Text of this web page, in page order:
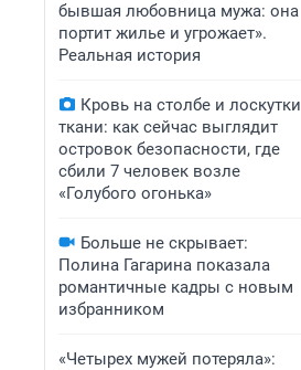
бывшая любовница мужа: она
портит жилье и угрожает».
Реальная история
Кровь на столбе и лоскутки
ткани: как сейчас выглядит
островок безопасности, где
сбили 7 человек возле
«Голубого огонька»
Больше не скрывает:
Полина Гагарина показала
романтичные кадры с новым
избранником
«Четырех мужей потеряла»: